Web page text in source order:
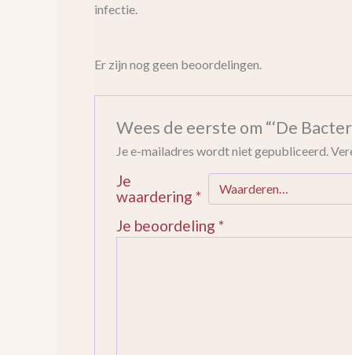
infectie.
Er zijn nog geen beoordelingen.
Wees de eerste om “‘De
Je e-mailadres wordt niet gepubliceerd.
Je
waardering *
Je beoordeling *